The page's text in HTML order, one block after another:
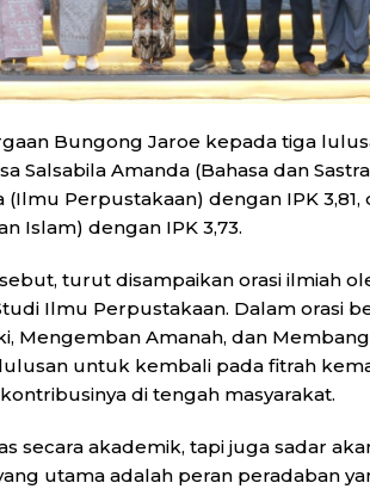
Bungong Jaroe kepada tiga
Salsabila Amanda (Bahasa dan
(Ilmu Perpustakaan) dengan IPK 3,81,
Islam) dengan IPK 3,73.
turut disampaikan orasi ilmiah
Ilmu Perpustakaan. Dalam orasi
Mengemban Amanah, dan
untuk kembali pada fitrah
di tengah masyarakat.
secara akademik, tapi juga sadar
utama adalah peran peradaban